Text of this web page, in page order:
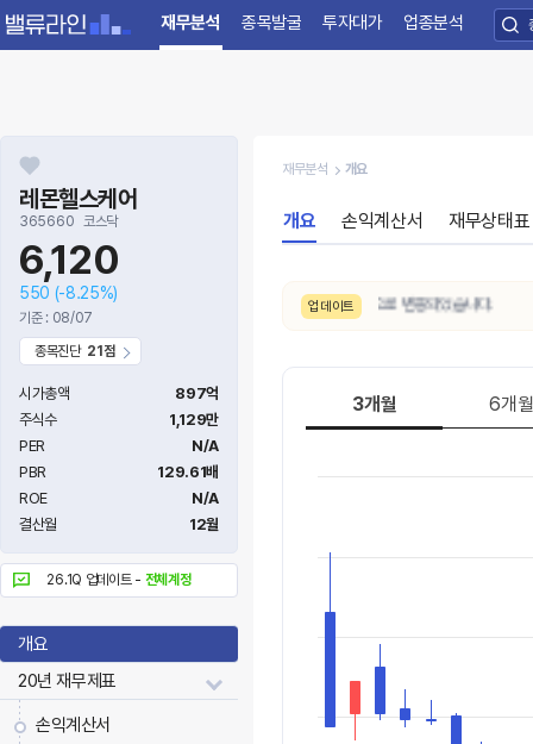
재무분석 종목발굴 투자대가 업종분석
레몬헬스케어
365660 코스닥
6,120
550 (-8.25%)
기준 : 08/07
종목진단 21점
시가총액
897억
주식수
1,129만
PER
N/A
PBR
129.61배
ROE
N/A
결산월
12월
26.1Q 업데이트 - 전체계정
개요
20년 재무제표
손익계산서
재무분석 개요
개요 손익계산서 재무상태표
업데이트
매우약함 → 약함으로 변동되었습니다.
3개월 6개월